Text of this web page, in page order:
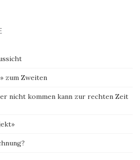
zum Zweiten
nicht kommen kann zur rechten Zeit